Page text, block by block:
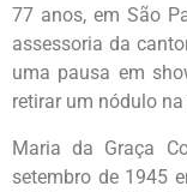
77 anos, em São
assessoria da
uma pausa em
retirar um nódulo
Maria da Graça
setembro de 1945